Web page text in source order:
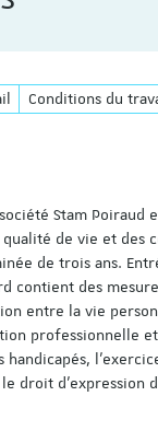
Conditions du
Stam Poiraud
de vie et des
de trois ans.
contient des
entre la vie
professionnelle
handicapés,
droit d’expression